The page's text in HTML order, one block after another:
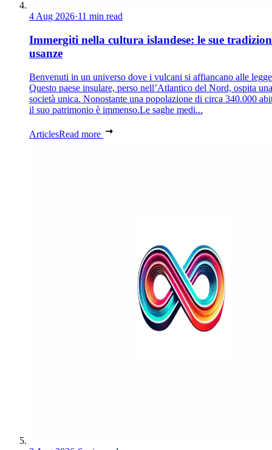
4 Aug 2026·11 min read
Immergiti nella cultura islandese: le sue
usanze
Benvenuti in un universo dove i vulcani si affiancano alle
Questo paese insulare, perso nell’Atlantico del Nord, ospita una
società unica. Nonostante una popolazione di circa 340.000
il suo patrimonio è immenso.Le saghe medi...
ArticlesRead more